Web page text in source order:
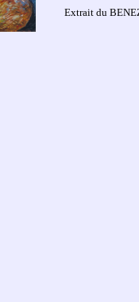
Extrait du